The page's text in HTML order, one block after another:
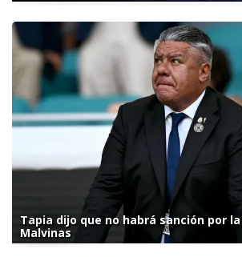
Tapia dijo que no habrá sanción por
Malvinas